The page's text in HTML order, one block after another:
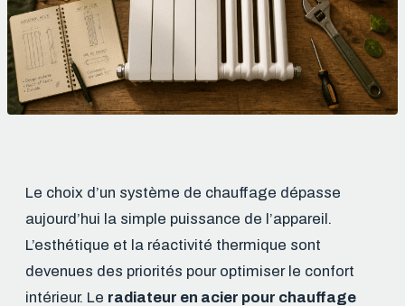
Le choix d’un système de chauffage dépasse
aujourd’hui la simple puissance de l’appareil.
L’esthétique et la réactivité thermique sont
devenues des priorités pour optimiser le confort
intérieur. Le radiateur en acier pour chauffage